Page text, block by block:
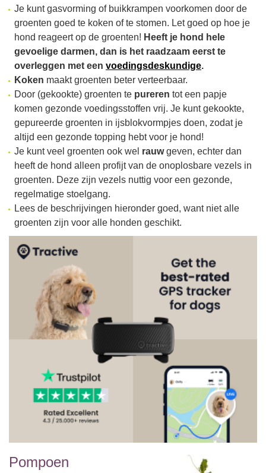
Je kunt gasvorming of buikkrampen voorkomen door de
groenten goed te koken of te stomen. Let goed op hoe je
hond reageert op de groenten! Heeft je hond hele
gevoelige darmen, dan is het raadzaam eerst te
overleggen met een voedingsdeskundige.
Koken maakt groenten beter verteerbaar.
Door (gekookte) groenten te pureren tot een papje
komen gezonde voedingsstoffen vrij. Je kunt gekookte,
gepureerde groenten in ijsblokvormpjes doen, zodat je
altijd een gezonde topping hebt voor je hond!
Je kunt veel groenten ook wel rauwgeven, echter dan
heeft de hond alleen profijt van de onoplosbare vezels in
groenten. Deze zijn vezels nuttig voor een gezonde,
regelmatige stoelgang.
Lees de beschrijvingen hieronder goed, want niet alle
groenten zijn voor alle honden geschikt.
Pompoen